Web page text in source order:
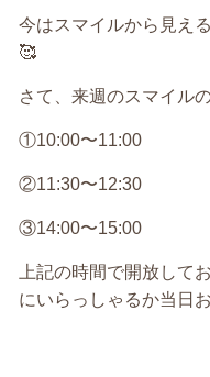
今はスマイルから見え
🥰
さて、来週のスマイル
①10:00〜11:00
②11:30〜12:30
③14:00〜15:00
上記の時間で開放して
にいらっしゃるか当日